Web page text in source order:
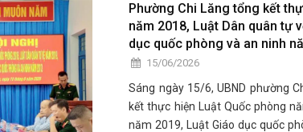
Phường Chi Lăng tổng kết
năm 2018, Luật Dân quân tự
dục quốc phòng và an ninh
15/06/2026
Sáng ngày 15/6, UBND phường
kết thực hiện Luật Quốc phòng
năm 2019, Luật Giáo dục quốc